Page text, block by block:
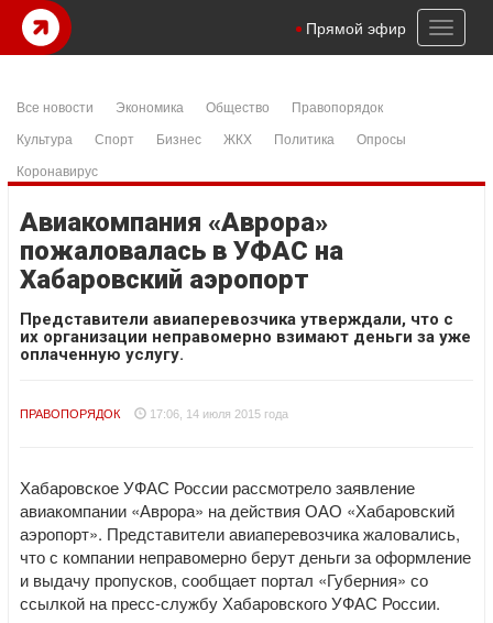
Toggle
Прямой эфир
Все новости Экономика Общество
Правопорядок
Культура
Спорт Бизнес ЖКХ Политика
Опросы
Коронавирус
Авиакомпания «Аврора»
пожаловалась в УФАС на
Хабаровский аэропорт
Представители авиаперевозчика утверждали, что с
их организации неправомерно взимают деньги за уже
оплаченную услугу.
ПРАВОПОРЯДОК 17:06, 14 июля 2015 года
Хабаровское УФАС России рассмотрело заявление
авиакомпании «Аврора» на действия ОАО «Хабаровский
аэропорт». Представители авиаперевозчика жаловались,
что с компании неправомерно берут деньги за оформление
и выдачу пропусков, сообщает портал «Губерния» со
ссылкой на пресс-службу Хабаровского УФАС России.